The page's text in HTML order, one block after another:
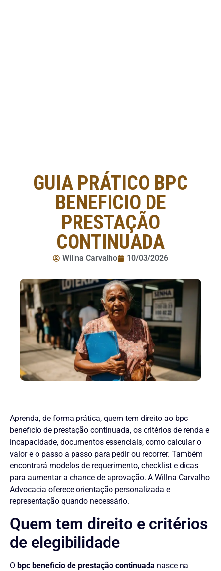
GUIA PRÁTICO BPC
BENEFICIO DE
PRESTAÇÃO
CONTINUADA
Willna Carvalho 10/03/2026
Aprenda, de forma prática, quem tem direito ao bpc
beneficio de prestação continuada, os critérios de renda e
incapacidade, documentos essenciais, como calcular o
valor e o passo a passo para pedir ou recorrer. Também
encontrará modelos de requerimento, checklist e dicas
para aumentar a chance de aprovação. A Willna Carvalho
Advocacia oferece orientação personalizada e
representação quando necessário.
Quem tem direito e critérios
de elegibilidade
O bpc beneficio de prestação continuada nasce na